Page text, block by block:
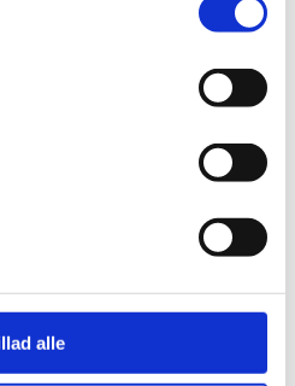
alle